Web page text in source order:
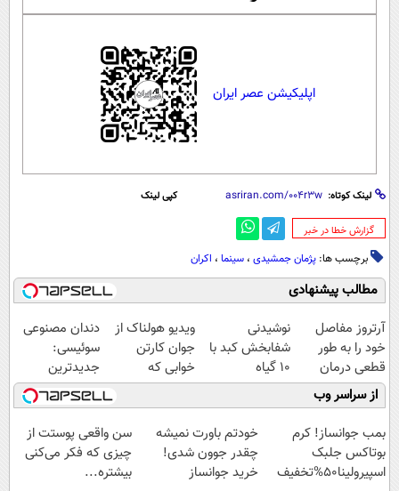
اپلیکیشن عصر ایران
لینک کوتاه: کپی لینک
‌گزارش خطا در خبر
برچسب ها: پژمان جمشیدی ، سینما ، اکران
مطالب پیشنهادی
آرتروز مفاصل
خود را به طور
قطعی درمان
کنید!
◗پرسش‌نامه◖
نوشیدنی
شفابخش کبد با
10 گیاه
موثر(تخفیف تا
امشب)
ویدیو هولناک از
جوان کارتن
خوابی که
میلیاردر شد.
آموزش رایگان
دندان مصنوعی
سوئیسی:
جدیدترین
فناوری اروپا،
سبک و مقاوم |
پرداخت قسطی
از سراسر وب
بمب جوانساز! کرم
بوتاکس جلبک
اسپیرولینا50%تخفیف
خودتم باورت نمیشه
چقدر جوون شدی!
خرید جوانساز
سن واقعی پوستت از
چیزی که فکر می‌کنی
بیشتره...